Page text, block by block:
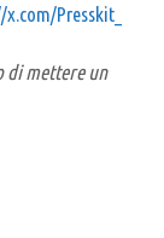
Presskit_
di mettere un